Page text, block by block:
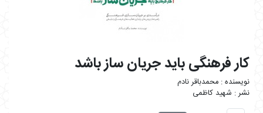
کار فرهنگی باید جریان ساز باشد
محمدباقر نادم
شهید کاظمی